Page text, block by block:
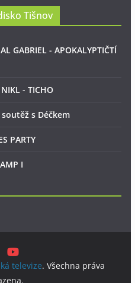
Tišnov
GABRIEL - APOKALYPTIČTÍ
- TICHO
s Déčkem
PARTY
I
televize. Všechna práva